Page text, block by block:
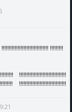
!!!!!!!!!
!!!!!!!!!!!!!!!!!!!!!!!!!!!!!!!!
!!!!!!!!!!!!!!!!!!!!!!!!!!!!!!!!